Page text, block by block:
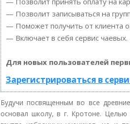
— Позволит записываться на
— Поможет получить от клиента
— Включает в себя сервис чаевых.
Для новых пользователей
Зарегистрироваться в
Будучи посвященным во все
основал школу, в г. Кротоне.